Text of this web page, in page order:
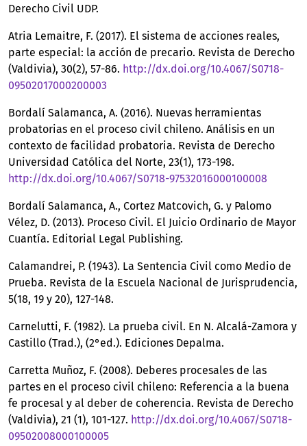
Derecho Civil UDP.
Atria Lemaitre, F. (2017). El sistema de acciones reales,
parte especial: la acción de precario. Revista de Derecho
(Valdivia), 30(2), 57-86. http://dx.doi.org/10.4067/S0718-
09502017000200003
Bordalí Salamanca, A. (2016). Nuevas herramientas
probatorias en el proceso civil chileno. Análisis en un
contexto de facilidad probatoria. Revista de Derecho
Universidad Católica del Norte, 23(1), 173-198.
http://dx.doi.org/10.4067/S0718-97532016000100008
Bordalí Salamanca, A., Cortez Matcovich, G. y Palomo
Vélez, D. (2013). Proceso Civil. El Juicio Ordinario de Mayor
Cuantía. Editorial Legal Publishing.
Calamandrei, P. (1943). La Sentencia Civil como Medio de
Prueba. Revista de la Escuela Nacional de Jurisprudencia,
5(18, 19 y 20), 127-148.
Carnelutti, F. (1982). La prueba civil. En N. Alcalá-Zamora y
Castillo (Trad.), (2°ed.). Ediciones Depalma.
Carretta Muñoz, F. (2008). Deberes procesales de las
partes en el proceso civil chileno: Referencia a la buena
fe procesal y al deber de coherencia. Revista de Derecho
(Valdivia), 21 (1), 101-127. http://dx.doi.org/10.4067/S0718-
09502008000100005